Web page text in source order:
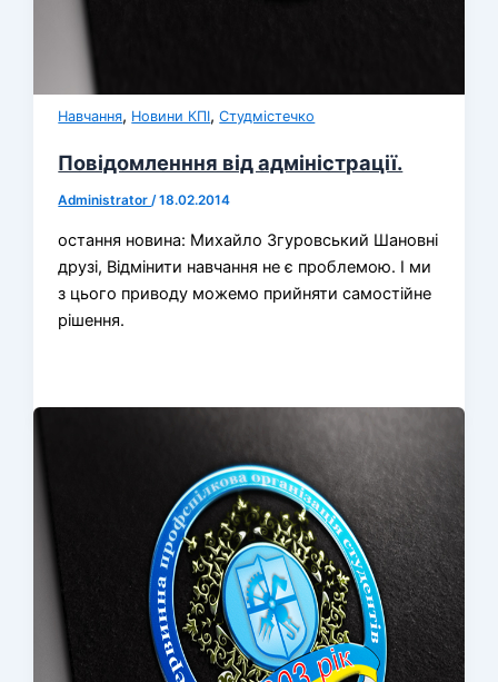
Навчання, Новини КПІ,Студмістечко
Повідомленння від адміністрації.
Administrator/18.02.2014
остання новина: Михайло Згуровський Шановні
друзі, Відмінити навчання не є проблемою. І ми
з цього приводу можемо прийняти самостійне
рішення.